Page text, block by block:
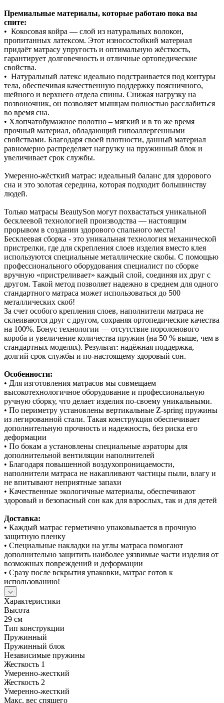
Премиальные материалы, которые работаю пока вы
спите:
• Кокосовая койра — слой из натуральных волокон,
пропитанных латексом. Этот износостойкий материал
придаёт матрасу упругость и оптимальную жёсткость,
гарантирует долговечность и отличные ортопедические
свойства.
• Натуральный латекс идеально подстраивается под контуры
тела, обеспечивая качественную поддержку поясничного,
шейного и верхнего отдела спины. Снижая нагрузку на
позвоночник, он позволяет мышцам полностью расслабиться
во время сна.
• Хлопчатобумажное полотно – мягкий и в то же время
прочный материал, обладающий гипоаллергенными
свойствами. Благодаря своей плотности, данный материал
равномерно распределяет нагрузку на пружинный блок и
увеличивает срок службы.
Умеренно‑жёсткий матрас: идеальный баланс для здорового
сна и это золотая середина, которая подходит большинству
людей.
Только матрасы BeautySon могут похвастаться уникальной
бесклеевой технологией производства — настоящим
прорывом в создании здорового спального места!
Бесклеевая сборка - это уникальная технология механической
пристрелки, где для скрепления слоев изделия вместо клея
используются специальные металлические скобы. С помощью
профессионального оборудования специалист по сборке
вручную «пристреливает» каждый слой, соединяя их друг с
другом. Такой метод позволяет надежно в среднем для одного
стандартного матраса может использоваться до 500
металлических скоб!
За счет особого крепления слоев, наполнители матраса не
склеиваются друг с другом, сохраняя ортопедические качества
на 100%. Бонус технологии — отсутствие поролонового
короба и увеличение количества пружин (на 50 % выше, чем в
стандартных моделях). Результат: надёжная поддержка,
долгий срок службы и по‑настоящему здоровый сон.
Особенности:
• Для изготовления матрасов мы совмещаем
высокотехнологичное оборудование и профессиональную
ручную сборку, что делает изделия по-своему уникальными.
• По периметру установлены вертикальные Z-spring пружины
из легированной стали. Такая конструкция обеспечивает
дополнительную прочность и надежность, без риска его
деформации
• По бокам а установлены специальные аэраторы для
дополнительной вентиляции наполнителей
• Благодаря повышенной воздухопроницаемости,
наполнители матраса не накапливают частицы пыли, влагу и
не впитывают неприятные запахи
• Качественные экологичные материалы, обеспечивают
здоровый и безопасный сон как для взрослых, так и для детей
Доставка:
• Каждый матрас герметично упаковывается в прочную
защитную пленку
• Специальные накладки на углы матраса помогают
дополнительно защитить наиболее уязвимые части изделия от
возможных повреждений и деформации
• Сразу после вскрытия упаковки, матрас готов к
использованию!
Характеристики
Высота
29 см
Тип конструкции
Пружинный
Пружинный блок
Независимые пружины
Жесткость 1
Умеренно-жесткий
Жесткость 2
Умеренно-жесткий
Макс. вес спящего